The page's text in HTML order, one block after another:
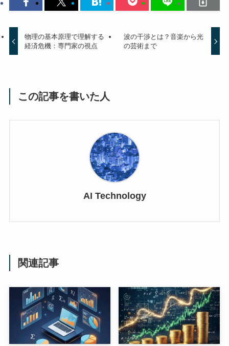
物理の基本原理で理解する
経済危機：専門家の視点
波の干渉とは？音楽から光
の芸術まで
この記事を書いた人
AI Technology
関連記事